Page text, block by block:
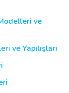
ve
ve Yapılışları